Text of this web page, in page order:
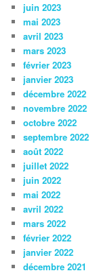
juin 2023
mai 2023
avril 2023
mars 2023
février 2023
janvier 2023
décembre 2022
novembre 2022
octobre 2022
septembre 2022
août 2022
juillet 2022
juin 2022
mai 2022
avril 2022
mars 2022
février 2022
janvier 2022
décembre 2021